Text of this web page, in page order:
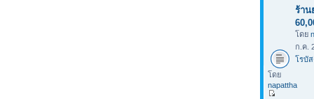
ร้าน
โดย
ก.ค.
โรบั
โดย
napattha